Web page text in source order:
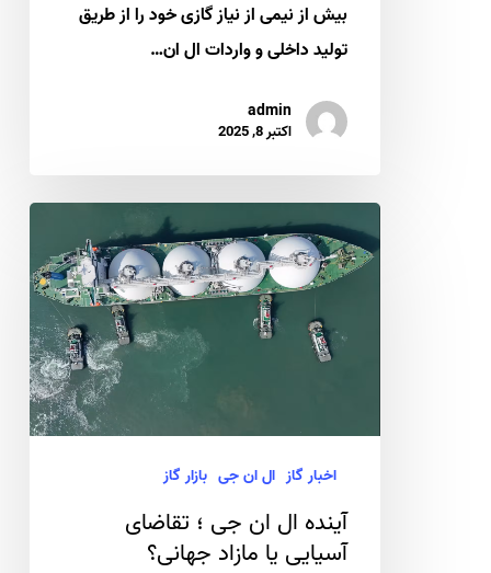
بیش از نیمی از نیاز گازی خود را از طریق
تولید داخلی و واردات ال ان…
admin
اکتبر 8, 2025
ال
آسیایی
جهانی؟
اخبار گاز ال ان جی بازار گاز
آینده ال ان جی ؛ تقاضای
آسیایی یا مازاد جهانی؟